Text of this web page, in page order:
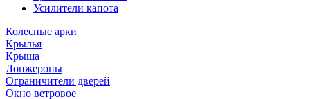
Усилители капота
Колесные арки
Крылья
Крыша
Лонжероны
Ограничители дверей
Окно ветровое